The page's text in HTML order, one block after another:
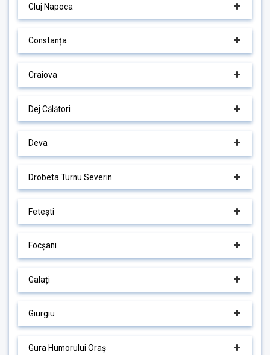
Cluj Napoca
Constanța
Craiova
Dej Călători
Deva
Drobeta Turnu Severin
Fetești
Focșani
Galați
Giurgiu
Gura Humorului Oraș